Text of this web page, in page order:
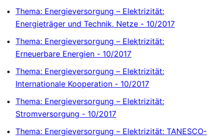
Thema: Energieversorgung – Elektrizität:
Energieträger und Technik, Netze - 10/2017
Thema: Energieversorgung – Elektrizität:
Erneuerbare Energien - 10/2017
Thema: Energieversorgung – Elektrizität:
Internationale Kooperation - 10/2017
Thema: Energieversorgung – Elektrizität:
Stromversorgung - 10/2017
Thema: Energieversorgung – Elektrizität: TANESCO-